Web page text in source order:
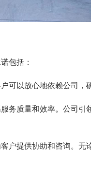
包括：
可以放心地依赖公司，
务质量和效率。公司引
户提供协助和咨询。无